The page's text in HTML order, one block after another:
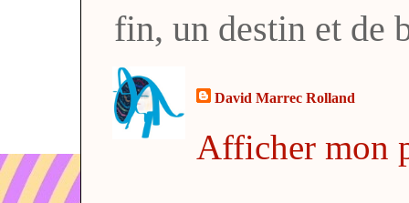
fin, un destin et de
David Marrec Rolland
Afficher mon